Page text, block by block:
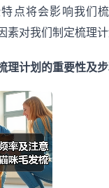
点将会影响我们
素对我们制定梳理计
理计划的重要性及